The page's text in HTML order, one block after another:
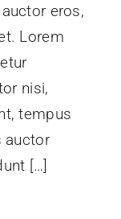
eros,
Lorem
nisi,
tempus
auctor
[…]